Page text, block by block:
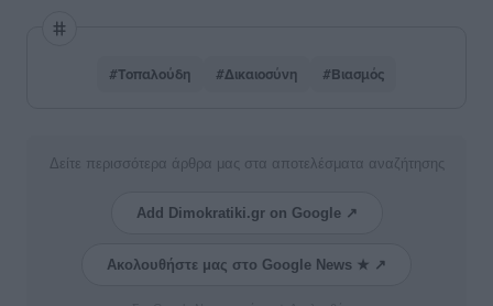
#Τοπαλούδη #Δικαιοσύνη #Βιασμός
Δείτε περισσότερα άρθρα μας στα αποτελέσματα αναζήτησης
Add Dimokratiki.gr on Google ↗
Ακολουθήστε μας στο Google News ★ ↗